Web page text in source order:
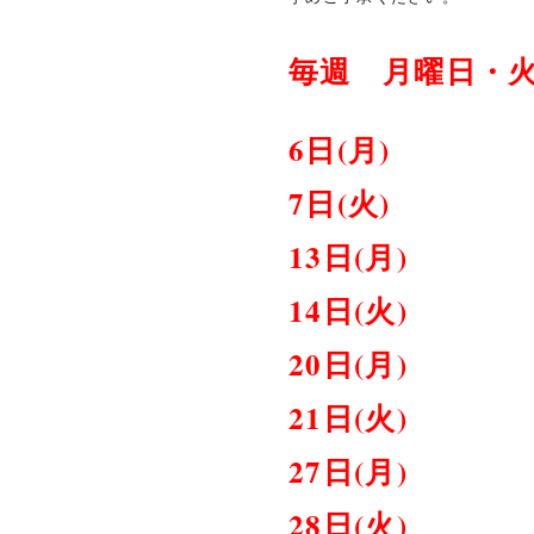
毎週 月曜日・
6日(月)
7日(火)
13日(月)
14日(火)
20日(月)
21日(火)
27日(月)